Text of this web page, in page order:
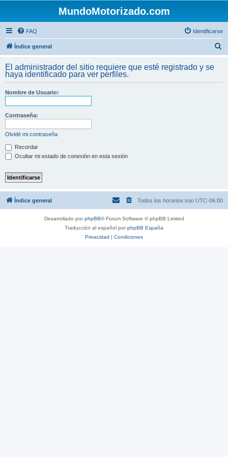
MundoMotorizado.com
FAQ Identificarse
Índice general
c
El administrador del sitio requiere que esté registrado y se
haya identificado para ver perfiles.
Nombre de Usuario:
Contraseña:
Olvidé mi contraseña
Recordar
Ocultar mi estado de conexión en esta sesión
Índice general Todos los horarios son UTC-06:00
Desarrollado porphpBB® Forum Software © phpBB Limited
Traducción al español porphpBB España
Privacidad | Condiciones